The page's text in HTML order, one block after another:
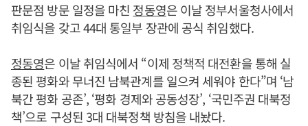
판문점 방문 일정을 마친 정동영은 이날 정부서울청사에서
취임식을 갖고 44대 통일부 장관에 공식 취임했다.
정동영은 이날 취임식에서 “이제 정책적 대전환을 통해 실
종된 평화와 무너진 남북관계를 일으켜 세워야 한다”며 ‘남
북간 평화 공존’, ‘평화 경제와 공동성장’, ‘국민주권 대북정
책’으로 구성된 3대 대북정책 방침을 내놨다.